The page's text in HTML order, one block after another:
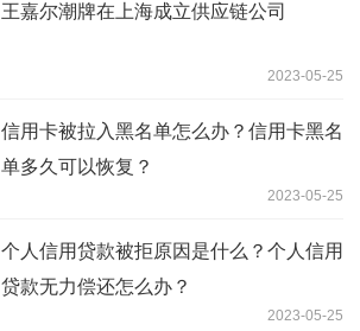
王嘉尔潮牌在上海成立供应链公司
2023-05-25
信用卡被拉入黑名单怎么办？信用卡黑名
单多久可以恢复？
2023-05-25
个人信用贷款被拒原因是什么？个人信用
贷款无力偿还怎么办？
2023-05-25